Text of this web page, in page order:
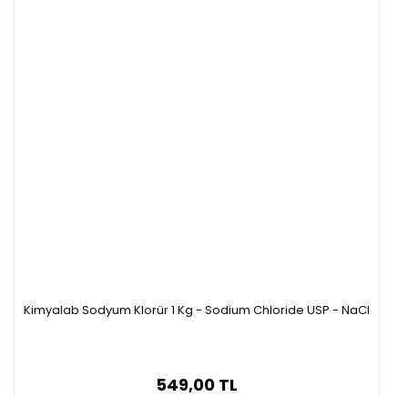
Kimyalab Sodyum Klorür 1 Kg - Sodium Chloride USP - NaCl
549,00 TL